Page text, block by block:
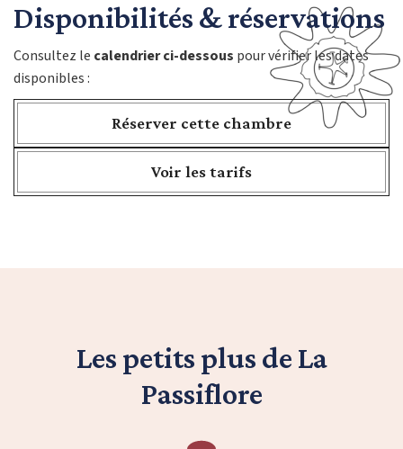
Disponibilités & réservations ​
Consultez le calendrier ci-dessous pour vérifier les dates
disponibles :
Réserver cette chambre
Voir les tarifs
Les petits plus de La
Passiflore